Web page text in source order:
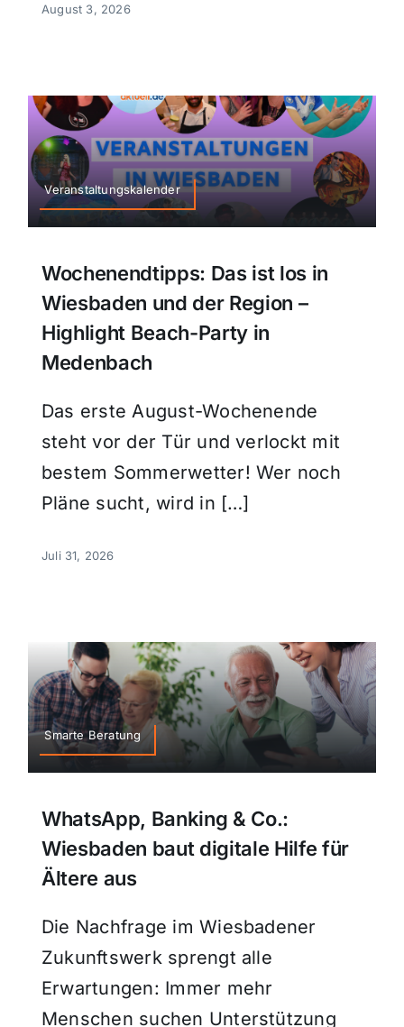
August 3, 2026
Veranstaltungskalender
Wochenendtipps: Das ist los in
Wiesbaden und der Region –
Highlight Beach-Party in
Medenbach
Das erste August-Wochenende
steht vor der Tür und verlockt mit
bestem Sommerwetter! Wer noch
Pläne sucht, wird in […]
Juli 31, 2026
Smarte Beratung
WhatsApp, Banking & Co.:
Wiesbaden baut digitale Hilfe für
Ältere aus
Die Nachfrage im Wiesbadener
Zukunftswerk sprengt alle
Erwartungen: Immer mehr
Menschen suchen Unterstützung